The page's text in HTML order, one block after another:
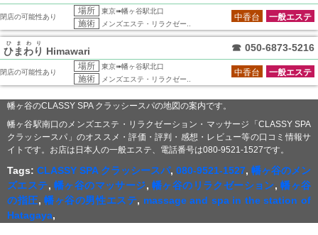
閉店の可能性あり
場所 東京➠幡ヶ谷駅北口
施術 メンズエステ・リラクゼー..
一般エステ
中香台
ひまわり
ひまわり
Himawari ☎ 050-6873-5216
閉店の可能性あり
場所 東京➠幡ヶ谷駅北口
施術 メンズエステ・リラクゼー..
一般エステ
中香台
幡ヶ谷のCLASSY SPA クラッシースパの地図の案内です。
幡ヶ谷駅南口のメンズエステ・リラクゼーション・マッサージ「CLASSY SPA
クラッシースパ」のオススメ・評価・評判・感想・レビュー等の口コミ情報サ
イトです。お店は日本人の一般エステ、電話番号は080-9521-1527です。
Tags: CLASSY SPA クラッシースパ, 080-9521-1527, 幡ヶ谷のメン
ズエステ,幡ヶ谷のマッサージ,幡ヶ谷のリラクゼーション,幡ヶ谷
の指圧,幡ヶ谷の男性エステ, massage and spa in the station of
Hatagaya,